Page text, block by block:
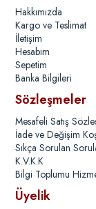
Hakkımızda
Kargo ve Teslimat
İletişim
Hesabım
Sepetim
Banka Bilgileri
Sözleşmeler
Mesafeli Satış
İade ve Değişim
Sıkça Sorulan
K.V.K.K
Bilgi Toplumu
Üyelik